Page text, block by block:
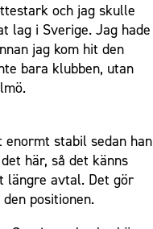
och jag skulle
lag i Sverige. Jag hade
jag kom hit den
bara klubben, utan
stabil sedan han
här, så det känns
längre avtal. Det gör
positionen.